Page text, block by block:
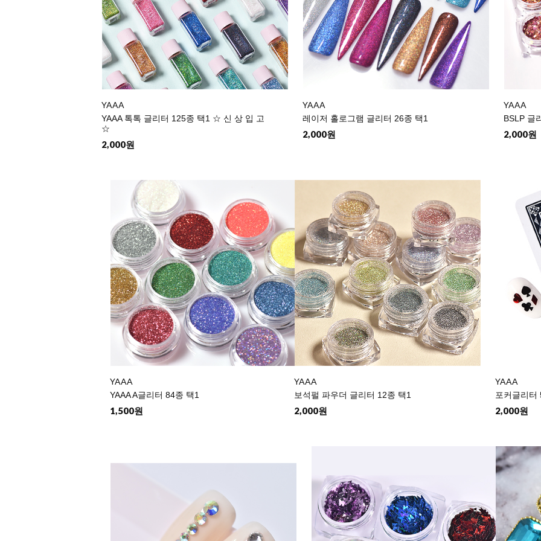
YAAA
YAAA 톡톡 글리터 125종 택1 ☆ 신 상 입 고
☆
2,000원
YAAA
레이저 홀로그램 글리터 26종 택1
2,000원
YAAA
BSLP 글
2,000원
YAAA
YAAA A글리터 84종 택1
1,500원
YAAA
보석펄 파우더 글리터 12종 택1
2,000원
YAAA
포커글리터
2,000원